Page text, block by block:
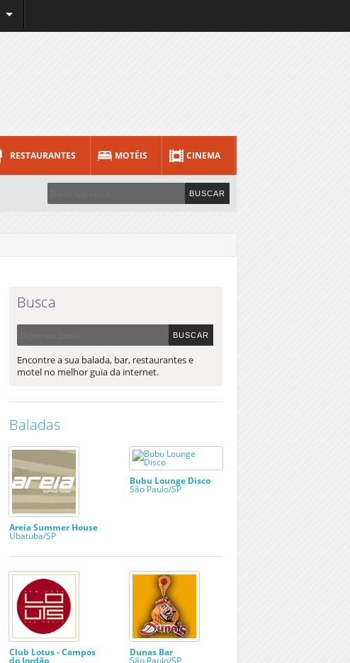
RESTAURANTES MOTÉIS CINEMA
Busca
Encontre a sua balada, bar, restaurantes e
motel no melhor guia da internet.
Baladas
Areia Summer House
Ubatuba/SP
Bubu Lounge Disco
São Paulo/SP
Club Lotus - Campos
do Jordão
Dunas Bar
São Paulo/SP